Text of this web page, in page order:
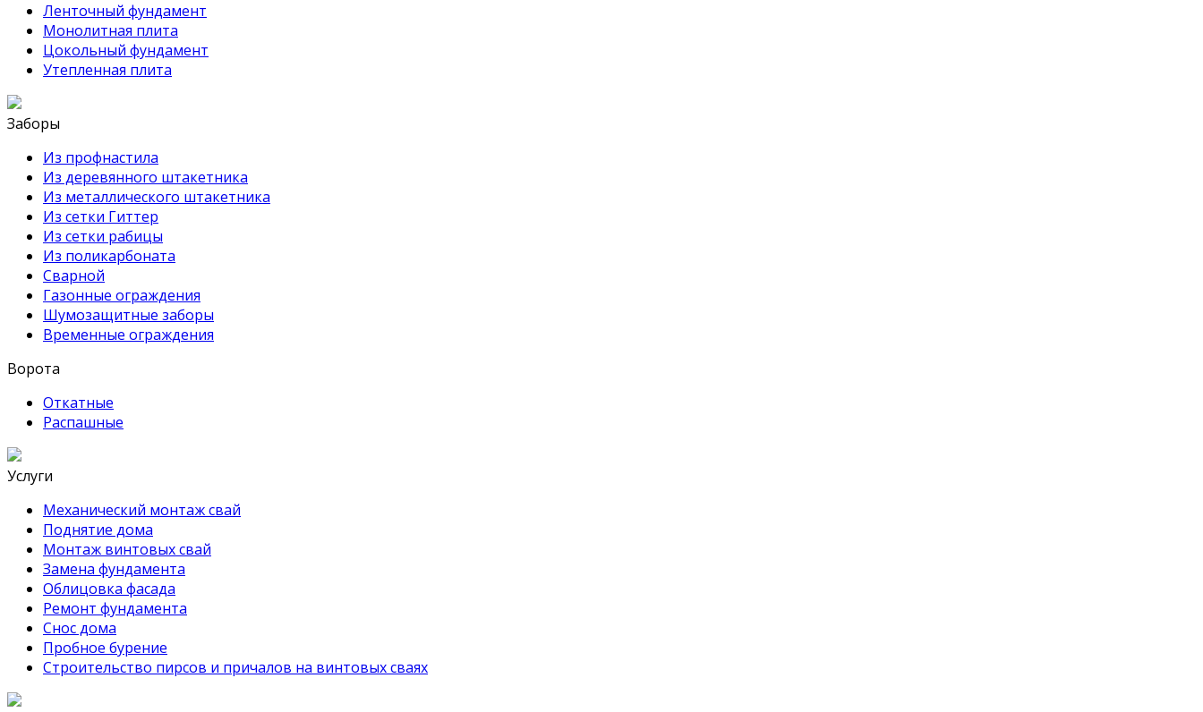
Ленточный фундамент
Монолитная плита
Цокольный фундамент
Утепленная плита
Заборы
Из профнастила
Из деревянного штакетника
Из металлического штакетника
Из сетки Гиттер
Из сетки рабицы
Из поликарбоната
Сварной
Газонные ограждения
Шумозащитные заборы
Временные ограждения
Ворота
Откатные
Распашные
Услуги
Механический монтаж свай
Поднятие дома
Монтаж винтовых свай
Замена фундамента
Облицовка фасада
Ремонт фундамента
Снос дома
Пробное бурение
Строительство пирсов и причалов на винтовых сваях